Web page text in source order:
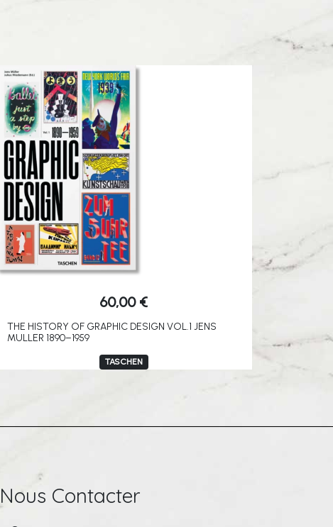
60,00 €
THE HISTORY OF GRAPHIC DESIGN VOL.1 JENS
MULLER 1890–1959
TASCHEN
Nous Contacter